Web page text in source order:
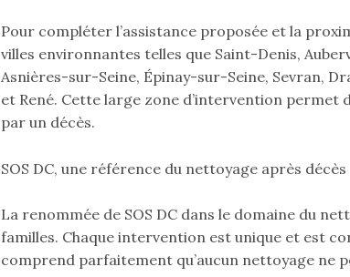
Pour compléter l’assistance proposée et la
villes environnantes telles que Saint-Denis,
Asnières-sur-Seine, Épinay-sur-Seine, Sevran,
et René. Cette large zone d’intervention permet
par un décès.
SOS DC, une référence du nettoyage après décès
La renommée de SOS DC dans le domaine du
familles. Chaque intervention est unique et est
comprend parfaitement qu’aucun nettoyage ne